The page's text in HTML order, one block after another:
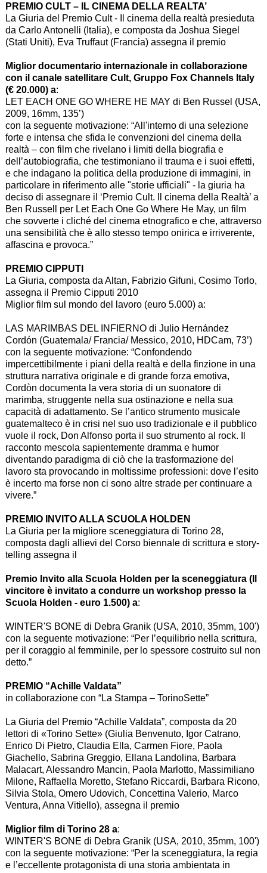
PREMIO CULT – IL CINEMA DELLA REALTA’
La Giuria del Premio Cult - Il cinema della realtà presieduta
da Carlo Antonelli (Italia), e composta da Joshua Siegel
(Stati Uniti), Eva Truffaut (Francia) assegna il premio
Miglior documentario internazionale in collaborazione
con il canale satellitare Cult, Gruppo Fox Channels Italy
(€ 20.000) a:
LET EACH ONE GO WHERE HE MAY di Ben Russel (USA,
2009, 16mm, 135’)
con la seguente motivazione: “All'interno di una selezione
forte e intensa che sfida le convenzioni del cinema della
realtà – con film che rivelano i limiti della biografia e
dell’autobiografia, che testimoniano il trauma e i suoi effetti,
e che indagano la politica della produzione di immagini, in
particolare in riferimento alle "storie ufficiali" - la giuria ha
deciso di assegnare il ‘Premio Cult. Il cinema della Realtà’ a
Ben Russell per Let Each One Go Where He May, un film
che sovverte i cliché del cinema etnografico e che, attraverso
una sensibilità che è allo stesso tempo onirica e irriverente,
affascina e provoca.”
PREMIO CIPPUTI
La Giuria, composta da Altan, Fabrizio Gifuni, Cosimo Torlo,
assegna il Premio Cipputi 2010
Miglior film sul mondo del lavoro (euro 5.000) a:
LAS MARIMBAS DEL INFIERNO di Julio Hernández
Cordón (Guatemala/ Francia/ Messico, 2010, HDCam, 73’)
con la seguente motivazione: “Confondendo
impercettibilmente i piani della realtà e della finzione in una
struttura narrativa originale e di grande forza emotiva,
Cordòn documenta la vera storia di un suonatore di
marimba, struggente nella sua ostinazione e nella sua
capacità di adattamento. Se l’antico strumento musicale
guatemalteco è in crisi nel suo uso tradizionale e il pubblico
vuole il rock, Don Alfonso porta il suo strumento al rock. Il
racconto mescola sapientemente dramma e humor
diventando paradigma di ciò che la trasformazione del
lavoro sta provocando in moltissime professioni: dove l’esito
è incerto ma forse non ci sono altre strade per continuare a
vivere.”
PREMIO INVITO ALLA SCUOLA HOLDEN
La Giuria per la migliore sceneggiatura di Torino 28,
composta dagli allievi del Corso biennale di scrittura e story-
telling assegna il
Premio Invito alla Scuola Holden per la sceneggiatura (Il
vincitore è invitato a condurre un workshop presso la
Scuola Holden - euro 1.500) a:
WINTER'S BONE di Debra Granik (USA, 2010, 35mm, 100')
con la seguente motivazione: “Per l’equilibrio nella scrittura,
per il coraggio al femminile, per lo spessore costruito sul non
detto.”
PREMIO “Achille Valdata”
in collaborazione con “La Stampa – TorinoSette”
La Giuria del Premio “Achille Valdata”, composta da 20
lettori di «Torino Sette» (Giulia Benvenuto, Igor Catrano,
Enrico Di Pietro, Claudia Ella, Carmen Fiore, Paola
Giachello, Sabrina Greggio, Ellana Landolina, Barbara
Malacart, Alessandro Mancin, Paola Marlotto, Massimiliano
Milone, Raffaella Moretto, Stefano Riccardi, Barbara Ricono,
Silvia Stola, Omero Udovich, Concettina Valerio, Marco
Ventura, Anna Vitiello), assegna il premio
Miglior film di Torino 28 a:
WINTER'S BONE di Debra Granik (USA, 2010, 35mm, 100')
con la seguente motivazione: “Per la sceneggiatura, la regia
e l’eccellente protagonista di una storia ambientata in